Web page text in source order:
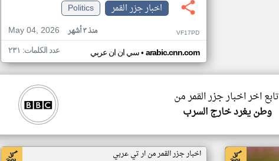
اخبار جزر القمر
Politics
May 04, 2026
منذ ٣ أشهر VF17PD
سي ان ان عربي• arabic.cnn.com عدد الكلمات: ٢٣١
تابع اخر اخبار جزر القمر من
وطن يغرد خارج السرب
اخبار جزر القمر من ار تي عربي